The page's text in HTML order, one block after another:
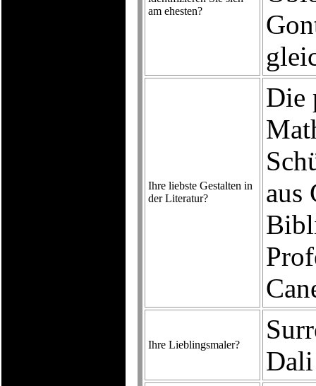
am ehesten?
Ihre liebste Gestalten in
der Literatur?
Die
aus
Ihre Lieblingsmaler?